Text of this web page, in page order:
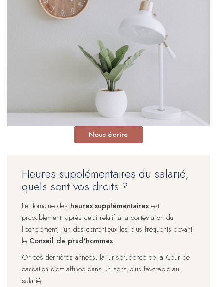
Nous écrire
Heures supplémentaires du salarié,
quels sont vos droits ?
Le domaine des heures supplémentaires est
probablement, après celui relatif à la contestation du
licenciement, l’un des contentieux les plus fréquents devant
le Conseil de prud’hommes.
Or ces dernières années, la jurisprudence de la Cour de
cassation s’est affinée dans un sens plus favorable au
salarié.